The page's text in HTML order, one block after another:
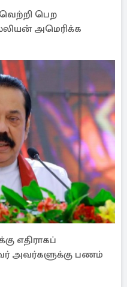
வெற்றி பெற
அமெரிக்க
எதிராகப்
அவர்களுக்கு பணம்